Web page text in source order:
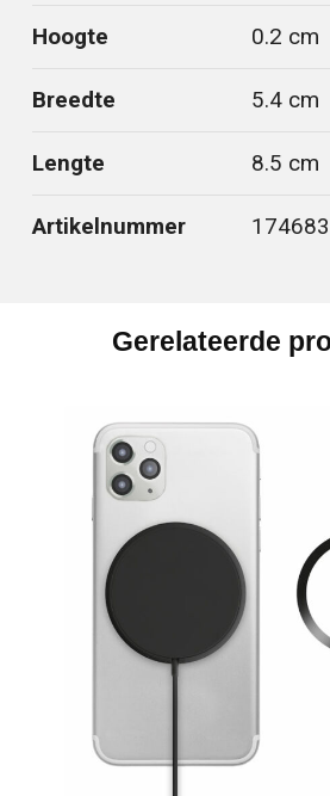
Hoogte 0.2 cm
Breedte 5.4 cm
Lengte 8.5 cm
Artikelnummer 174683
Gerelateerde